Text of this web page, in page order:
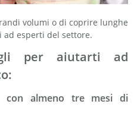
volumi o di coprire lunghe
esperti del settore.
per aiutarti ad
con almeno tre mesi di